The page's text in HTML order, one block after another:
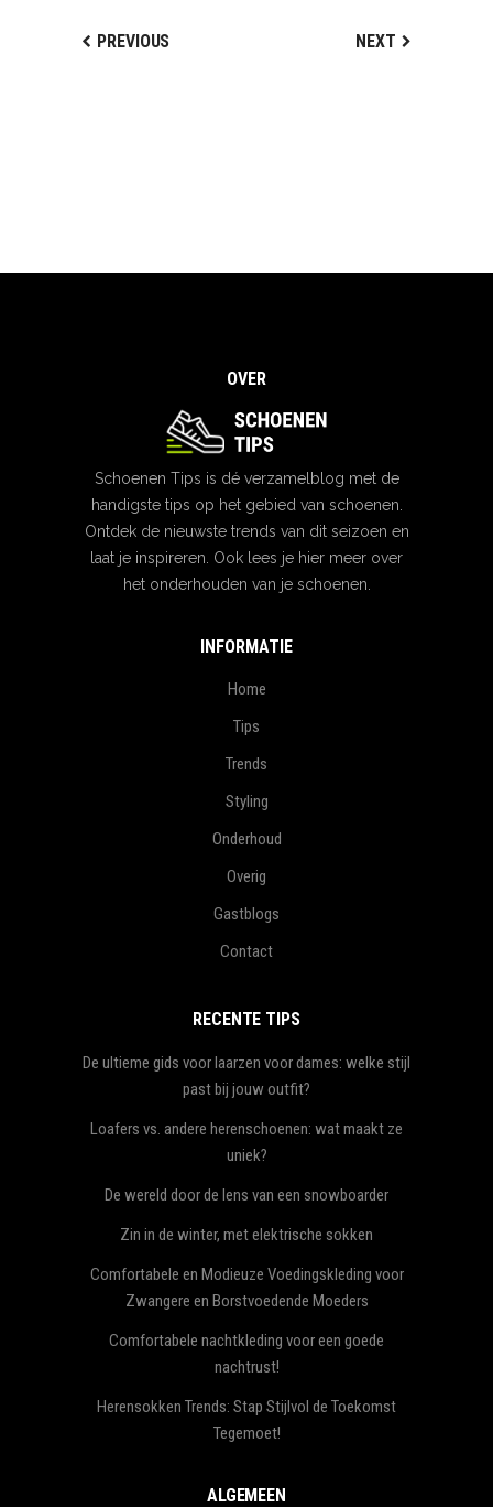
PREVIOUS NEXT
OVER
Schoenen Tips is dé verzamelblog met de
handigste tips op het gebied van schoenen.
Ontdek de nieuwste trends van dit seizoen en
laat je inspireren. Ook lees je hier meer over
het onderhouden van je schoenen.
INFORMATIE
Home
Tips
Trends
Styling
Onderhoud
Overig
Gastblogs
Contact
RECENTE TIPS
De ultieme gids voor laarzen voor dames: welke stijl
past bij jouw outfit?
Loafers vs. andere herenschoenen: wat maakt ze
uniek?
De wereld door de lens van een snowboarder
Zin in de winter, met elektrische sokken
Comfortabele en Modieuze Voedingskleding voor
Zwangere en Borstvoedende Moeders
Comfortabele nachtkleding voor een goede
nachtrust!
Herensokken Trends: Stap Stijlvol de Toekomst
Tegemoet!
ALGEMEEN